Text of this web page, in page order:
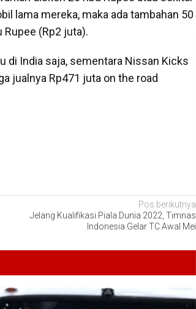
lama mereka, maka ada tambahan 50
Rupee (Rp2 juta).
di India saja, sementara Nissan Kicks
jualnya Rp471 juta on the road
Pos berikutnya
Jelang Kualifikasi Piala Dunia 2022, Timnas
Indonesia Gelar TC Awal Mei